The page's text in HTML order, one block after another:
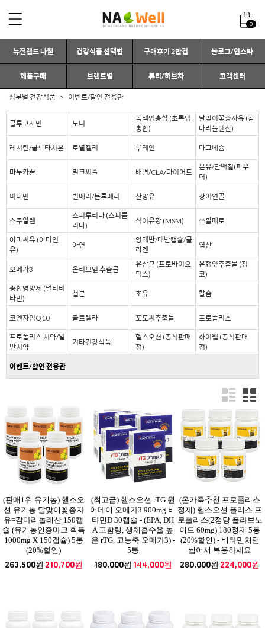
0
뉴질랜드 나웰 건강식품 선택법 구매후기 2만건 블로그/인스타
제품구매 브랜드별 뷰티/허브차 고객센터
성분별 건강식품 이벤트/할인 전용관
글루코사민 노니
녹색입홍합 (초록입
홍합)
달맞이꽃종자유 (감
마리놀렌산)
레시틴/글루타치온 로열젤리 루테인 마그네슘
마누카꿀 밀크씨슬 배변/CLA/다이어트
분유/단백질(파우
더)
비타민 빌베리/블루베리 산양유 상어연골
스쿠알렌
스피루리나 (스피룰
리나)
식이유황 (MSM) 쏘팔메토
아마씨유 (아마인
유)
아연
양태반/태반캡슐/콜
라겐
엽산
오메가3 올리브잎 추출물
유산균 (프로바이오
틱스)
은행잎추출물 (징
코)
종합영양제 (멀티비
타민)
철분 초유 칼슘
코엔자임Q10 클로렐라 포도씨추출물 프로폴리스
프로폴리스 치약/일
반치약
기타건강식품
헬스오션 (공식판매
점)
하이웰 (공식판매
점)
이벤트/할인 전용관
(판매1위 유기농) 헬스오
션 유기농 달맞이꽃종자
유=감마리놀레산 150캡
슐 (유기농인증마크 획득
1000mg X 150캡슐) 5통
(20%할인)
263,500원210,700원
(최고급) 헬스오션 rTG 원
어데이 오메가3 900mg 비
타민D 30캡슐 - (EPA, DH
A 고함량, 생체흡수율 높
은 rTG, 고농축 오메가3) -
5통
180,000원144,000원
(온가족추천 프로폴리스
정제) 헬스오션 플러스 프
로폴리스(2정당 플라보노
이드 60mg) 180정제 5통
(20%할인) - 비타민처럼
씹어서 복용하세요
280,000원224,000원